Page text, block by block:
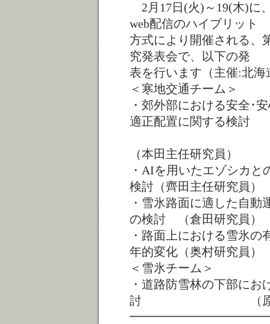
2月17日(火)～19(木)に
web配信のハイブリット
方式により開催される、
究発表会で、以下の発
表を行います（主催:北
＜寒地交通チーム＞
・郊外部における安全･
適正配置に関する検討
（本田主任研究員）
・AIを用いたエゾシカ
検討（齊田主任研究員）
・雪氷路面に適した自
の検討 （倉田研究員）
・路面上における雪氷
年的変化（奥村研究員）
＜雪氷チーム＞
・道路防雪林の下部にお
討 （原田主